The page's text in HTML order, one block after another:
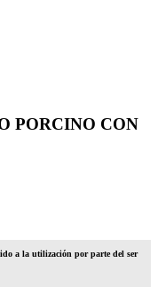
PORCINO CON
a la utilización por parte del ser